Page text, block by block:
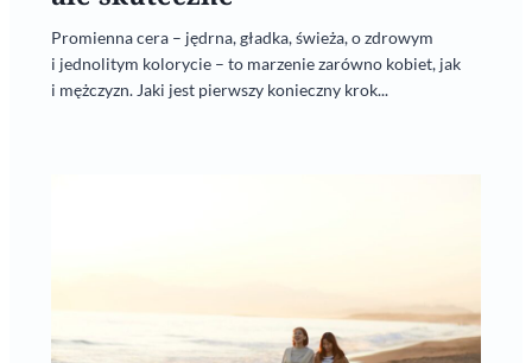
Promienna cera – jędrna, gładka, świeża, o zdrowym
i jednolitym kolorycie – to marzenie zarówno kobiet, jak
i mężczyzn. Jaki jest pierwszy konieczny krok...